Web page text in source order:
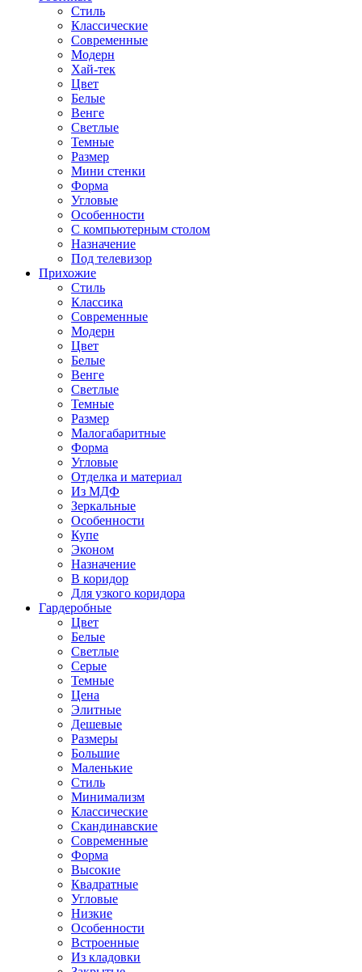
Стиль
Классические
Современные
Модерн
Хай-тек
Цвет
Белые
Венге
Светлые
Темные
Размер
Мини стенки
Форма
Угловые
Особенности
С компьютерным столом
Назначение
Под телевизор
Прихожие
Стиль
Классика
Современные
Модерн
Цвет
Белые
Венге
Светлые
Темные
Размер
Малогабаритные
Форма
Угловые
Отделка и материал
Из МДФ
Зеркальные
Особенности
Купе
Эконом
Назначение
В коридор
Для узкого коридора
Гардеробные
Цвет
Белые
Светлые
Серые
Темные
Цена
Элитные
Дешевые
Размеры
Большие
Маленькие
Стиль
Минимализм
Классические
Скандинавские
Современные
Форма
Высокие
Квадратные
Угловые
Низкие
Особенности
Встроенные
Из кладовки